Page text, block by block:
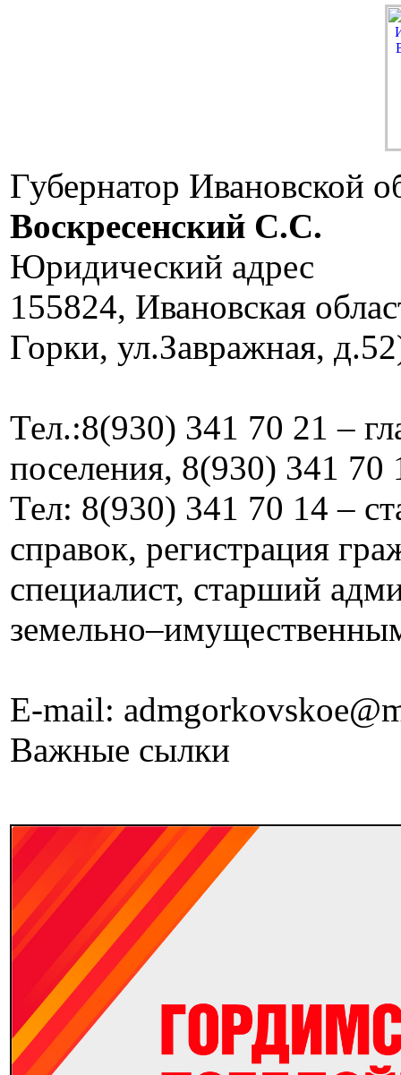
Губернатор Ивановской
Воскресенский C.C.
Юридический адрес
155824, Ивановская
Горки, ул.Завражная,
Тел.:8(930) 341 70 21 –
поселения, 8(930) 341 70
Тел: 8(930) 341 70 14 –
справок, регистрация
специалист, старший
E-mail:
Важные сылки